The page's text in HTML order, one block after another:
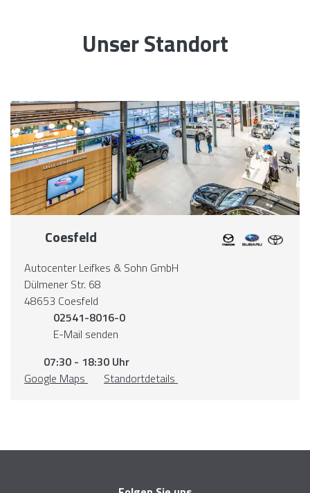
Unser Standort
Coesfeld
Autocenter Leifkes & Sohn GmbH
Dülmener Str. 68
48653 Coesfeld
02541-8016-0
E-Mail senden
07:30 - 18:30 Uhr
Google Maps
Standortdetails